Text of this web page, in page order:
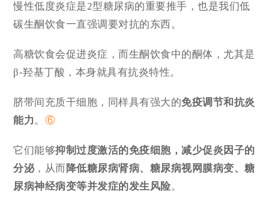
慢性低度炎症是2型糖尿病的重要推手，也是我们低
碳生酮饮食一直强调要对抗的东西。
高糖饮食会促进炎症，而生酮饮食中的酮体，尤其是
β-羟基丁酸，本身就具有抗炎特性。
脐带间充质干细胞，同样具有强大的免疫调节和抗炎
能力。 ⑥
它们能够抑制过度激活的免疫细胞，减少促炎因子的
分泌，从而 降低糖尿病肾病、糖尿病视网膜病变、糖
尿病神经病变等并发症的发生风险。